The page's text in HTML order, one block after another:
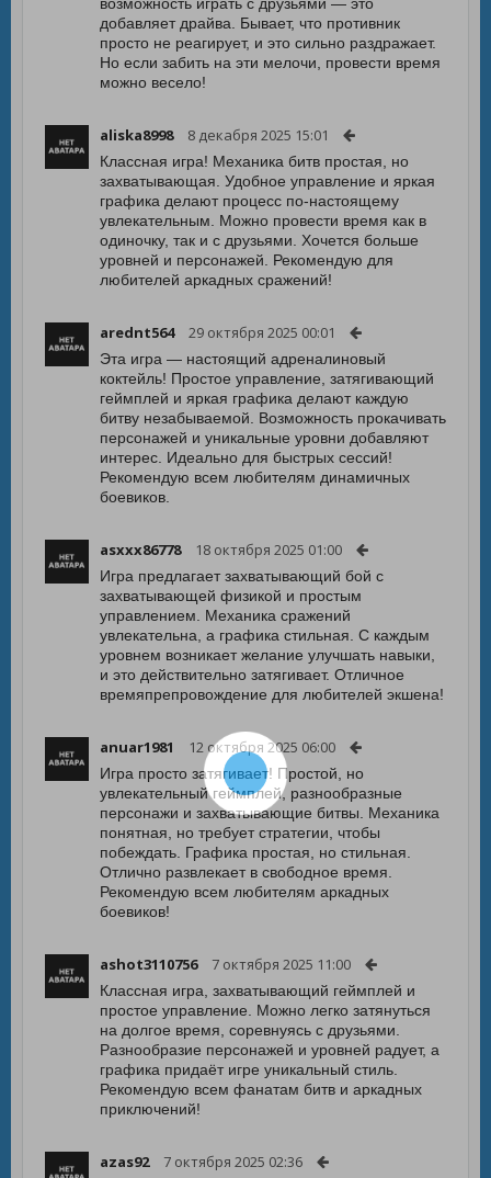
добавляет драйва. Бывает, что противник
просто не реагирует, и это сильно раздражает.
Но если забить на эти мелочи, провести время
можно весело!
aliska8998 8 декабря 2025 15:01
Классная игра! Механика битв простая, но
захватывающая. Удобное управление и яркая
графика делают процесс по-настоящему
увлекательным. Можно провести время как в
одиночку, так и с друзьями. Хочется больше
уровней и персонажей. Рекомендую для
любителей аркадных сражений!
arednt564 29 октября 2025 00:01
Эта игра — настоящий адреналиновый
коктейль! Простое управление, затягивающий
геймплей и яркая графика делают каждую
битву незабываемой. Возможность прокачивать
персонажей и уникальные уровни добавляют
интерес. Идеально для быстрых сессий!
Рекомендую всем любителям динамичных
боевиков.
asxxx86778 18 октября 2025 01:00
Игра предлагает захватывающий бой с
захватывающей физикой и простым
управлением. Механика сражений
увлекательна, а графика стильная. С каждым
уровнем возникает желание улучшать навыки,
и это действительно затягивает. Отличное
времяпрепровождение для любителей экшена!
anuar1981 12 октября 2025 06:00
Игра просто затягивает! Простой, но
увлекательный геймплей, разнообразные
персонажи и захватывающие битвы. Механика
понятная, но требует стратегии, чтобы
побеждать. Графика простая, но стильная.
Отлично развлекает в свободное время.
Рекомендую всем любителям аркадных
боевиков!
ashot3110756 7 октября 2025 11:00
Классная игра, захватывающий геймплей и
простое управление. Можно легко затянуться
на долгое время, соревнуясь с друзьями.
Разнообразие персонажей и уровней радует, а
графика придаёт игре уникальный стиль.
Рекомендую всем фанатам битв и аркадных
приключений!
azas92 7 октября 2025 02:36